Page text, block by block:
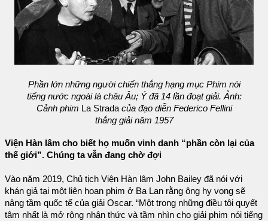
Phần lớn những người chiến thắng hạng mục Phim nói
tiếng nước ngoài là châu Âu; Ý đã 14 lần đoạt giải. Ảnh:
Cảnh phim La Strada của đạo diễn Federico Fellini
thắng giải năm 1957
Viện Hàn lâm cho biết họ muốn vinh danh “phần còn lại của
thế giới”. Chúng ta vẫn đang chờ đợi
Vào năm 2019, Chủ tịch Viện Hàn lâm John Bailey đã nói với
khán giả tại một liên hoan phim ở Ba Lan rằng ông hy vọng sẽ
nâng tầm quốc tế của giải Oscar. “Một trong những điều tôi quyết
tâm nhất là mở rộng nhận thức và tầm nhìn cho giải phim nói tiếng